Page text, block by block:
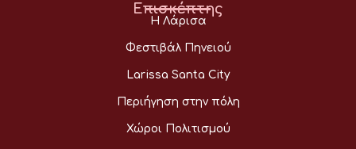
Επισκέπτης
Η Λάρισα
Φεστιβάλ Πηνειού
Larissa Santa City
Περιήγηση στην πόλη
Χώροι Πολιτισμού